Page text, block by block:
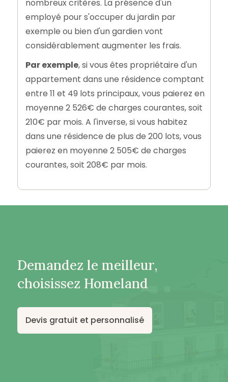
nombreux critères. La présence d'un
employé pour s'occuper du jardin par
exemple ou bien d'un gardien vont
considérablement augmenter les frais.
Par exemple, si vous êtes propriétaire d'un
appartement dans une résidence comptant
entre 11 et 49 lots principaux, vous paierez en
moyenne 2 526€ de charges courantes, soit
210€ par mois. A l'inverse, si vous habitez
dans une résidence de plus de 200 lots, vous
paierez en moyenne 2 505€ de charges
courantes, soit 208€ par mois.
Demandez le meilleur,
choisissez Homeland
Devis gratuit et personnalisé